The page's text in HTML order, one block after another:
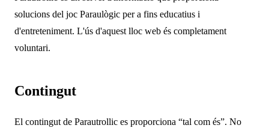
solucions del joc Paraulògic per a fins educatius i
d'entreteniment. L'ús d'aquest lloc web és completament
voluntari.
Contingut
El contingut de Parautrollic es proporciona “tal com és”. No